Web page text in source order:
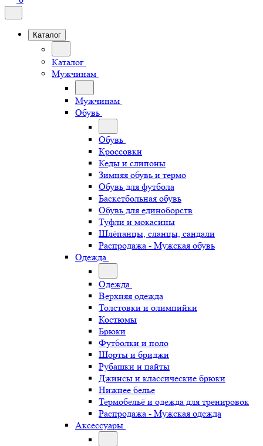
Каталог
Каталог
Мужчинам
Мужчинам
Обувь
Обувь
Кроссовки
Кеды и слипоны
Зимняя обувь и термо
Обувь для футбола
Баскетбольная обувь
Обувь для единоборств
Туфли и мокасины
Шлёпанцы, сланцы, сандали
Распродажа - Мужская обувь
Одежда
Одежда
Верхняя одежда
Толстовки и олимпийки
Костюмы
Брюки
Футболки и поло
Шорты и бриджи
Рубашки и пайты
Джинсы и классические брюки
Нижнее белье
Термобельё и одежда для тренировок
Распродажа - Мужская одежда
Аксессуары